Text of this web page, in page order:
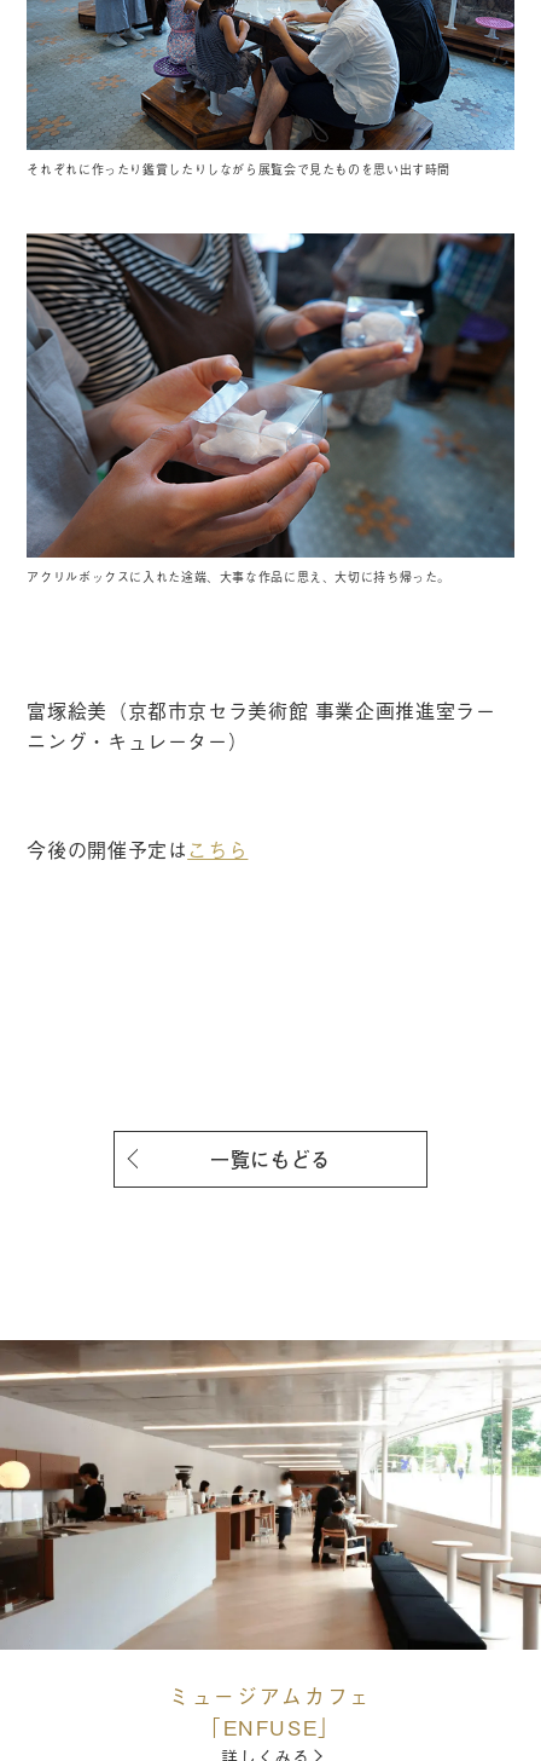
それぞれに作ったり鑑賞したりしながら展覧会で見たものを思い出す時間
アクリルボックスに入れた途端、大事な作品に思え、大切に持ち帰った。
富塚絵美（京都市京セラ美術館 事業企画推進室ラー
ニング・キュレーター）
今後の開催予定はこちら
一覧にもどる
ミュージアムカフェ
「ENFUSE」